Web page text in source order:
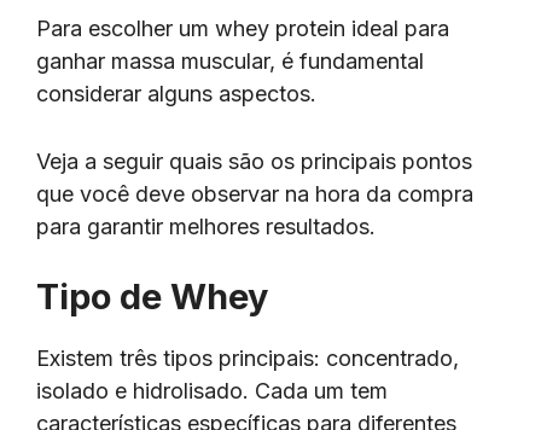
Para escolher um whey protein ideal para
ganhar massa muscular, é fundamental
considerar alguns aspectos.
Veja a seguir quais são os principais pontos
que você deve observar na hora da compra
para garantir melhores resultados.
Tipo de Whey
Existem três tipos principais: concentrado,
isolado e hidrolisado. Cada um tem
características específicas para diferentes